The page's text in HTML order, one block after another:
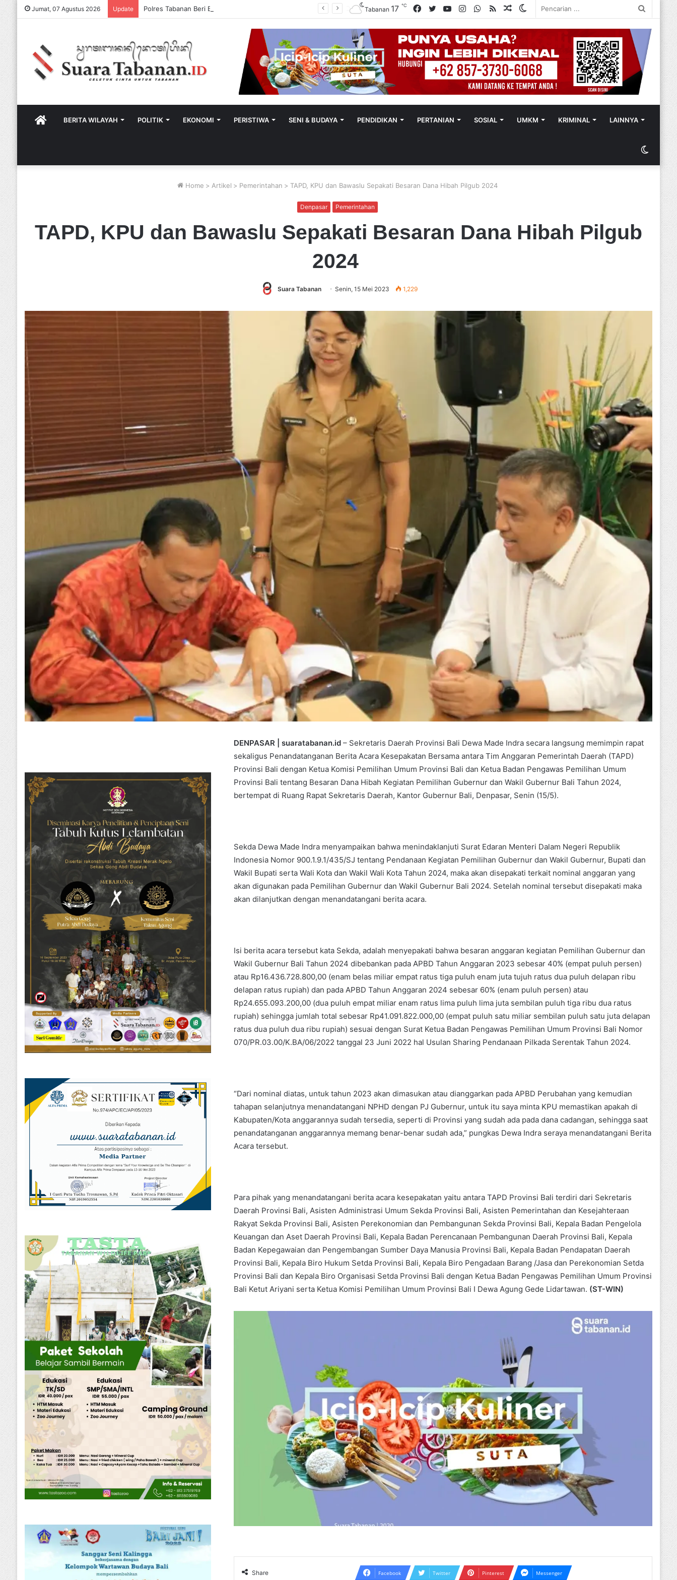
Jumat, 07 Agustus 2026 Update
Switch
Random
RSS
WhatsApp
Instagram
YouTube
Twitter
Facebook
Tabanan 17℃
HOMEBERITA WILAYAH POLITIK EKONOMI PERISTIWA SENI & BUDAYA PENDIDIKAN PERTANIAN SOSIAL UMKM KRIMINAL LAINNYA
Switch
skin
Home > Artikel > Pemerintahan > TAPD, KPU dan Bawaslu Sepakati Besaran Dana Hibah Pilgub 2024
Denpasar Pemerintahan
TAPD, KPU dan Bawaslu Sepakati Besaran Dana Hibah Pilgub
2024
Suara Tabanan Senin, 15 Mei 2023 1,229
DENPASAR | suaratabanan.id – Sekretaris Daerah Provinsi Bali Dewa Made Indra secara langsung memimpin rapat
sekaligus Penandatanganan Berita Acara Kesepakatan Bersama antara Tim Anggaran Pemerintah Daerah (TAPD)
Provinsi Bali dengan Ketua Komisi Pemilihan Umum Provinsi Bali dan Ketua Badan Pengawas Pemilihan Umum
Provinsi Bali tentang Besaran Dana Hibah Kegiatan Pemilihan Gubernur dan Wakil Gubernur Bali Tahun 2024,
bertempat di Ruang Rapat Sekretaris Daerah, Kantor Gubernur Bali, Denpasar, Senin (15/5).
Sekda Dewa Made Indra menyampaikan bahwa menindaklanjuti Surat Edaran Menteri Dalam Negeri Republik
Indonesia Nomor 900.1.9.1/435/SJ tentang Pendanaan Kegiatan Pemilihan Gubernur dan Wakil Gubernur, Bupati dan
Wakil Bupati serta Wali Kota dan Wakil Wali Kota Tahun 2024, maka akan disepakati terkait nominal anggaran yang
akan digunakan pada Pemilihan Gubernur dan Wakil Gubernur Bali 2024. Setelah nominal tersebut disepakati maka
akan dilanjutkan dengan menandatangani berita acara.
Isi berita acara tersebut kata Sekda, adalah menyepakati bahwa besaran anggaran kegiatan Pemilihan Gubernur dan
Wakil Gubernur Bali Tahun 2024 dibebankan pada APBD Tahun Anggaran 2023 sebesar 40% (empat puluh persen)
atau Rp16.436.728.800,00 (enam belas miliar empat ratus tiga puluh enam juta tujuh ratus dua puluh delapan ribu
delapan ratus rupiah) dan pada APBD Tahun Anggaran 2024 sebesar 60% (enam puluh persen) atau
Rp24.655.093.200,00 (dua puluh empat miliar enam ratus lima puluh lima juta sembilan puluh tiga ribu dua ratus
rupiah) sehingga jumlah total sebesar Rp41.091.822.000,00 (empat puluh satu miliar sembilan puluh satu juta delapan
ratus dua puluh dua ribu rupiah) sesuai dengan Surat Ketua Badan Pengawas Pemilihan Umum Provinsi Bali Nomor
070/PR.03.00/K.BA/06/2022 tanggal 23 Juni 2022 hal Usulan Sharing Pendanaan Pilkada Serentak Tahun 2024.
“Dari nominal diatas, untuk tahun 2023 akan dimasukan atau dianggarkan pada APBD Perubahan yang kemudian
tahapan selanjutnya menandatangani NPHD dengan PJ Gubernur, untuk itu saya minta KPU memastikan apakah di
Kabupaten/Kota anggarannya sudah tersedia, seperti di Provinsi yang sudah ada pada dana cadangan, sehingga saat
penandatanganan anggarannya memang benar-benar sudah ada,” pungkas Dewa Indra seraya menandatangani Berita
Acara tersebut.
Para pihak yang menandatangani berita acara kesepakatan yaitu antara TAPD Provinsi Bali terdiri dari Sekretaris
Daerah Provinsi Bali, Asisten Administrasi Umum Sekda Provinsi Bali, Asisten Pemerintahan dan Kesejahteraan
Rakyat Sekda Provinsi Bali, Asisten Perekonomian dan Pembangunan Sekda Provinsi Bali, Kepala Badan Pengelola
Keuangan dan Aset Daerah Provinsi Bali, Kepala Badan Perencanaan Pembangunan Daerah Provinsi Bali, Kepala
Badan Kepegawaian dan Pengembangan Sumber Daya Manusia Provinsi Bali, Kepala Badan Pendapatan Daerah
Provinsi Bali, Kepala Biro Hukum Setda Provinsi Bali, Kepala Biro Pengadaan Barang /Jasa dan Perekonomian Setda
Provinsi Bali dan Kepala Biro Organisasi Setda Provinsi Bali dengan Ketua Badan Pengawas Pemilihan Umum Provinsi
Bali Ketut Ariyani serta Ketua Komisi Pemilihan Umum Provinsi Bali I Dewa Agung Gede Lidartawan. (ST-WIN)
Share Facebook Twitter Pinterest Messenger